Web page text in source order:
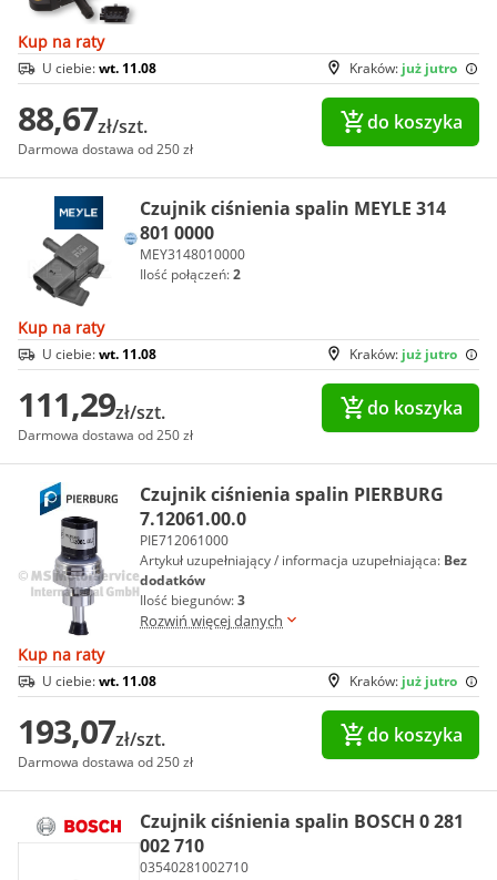
Kup na raty
Kraków: już jutro
U ciebie:wt. 11.08
88,67zł/szt.
Darmowa dostawa od 250 zł
do koszyka
Czujnik ciśnienia spalin MEYLE 314
801 0000
MEY3148010000
Ilość połączeń:2
Kup na raty
Kraków: już jutro
U ciebie:wt. 11.08
111,29zł/szt.
Darmowa dostawa od 250 zł
do koszyka
Czujnik ciśnienia spalin PIERBURG
7.12061.00.0
PIE712061000
Artykuł uzupełniający / informacja uzupełniająca: Bez
dodatków
Ilość biegunów:3
Rozwiń więcej danych
Kup na raty
Kraków: już jutro
U ciebie:wt. 11.08
193,07zł/szt.
Darmowa dostawa od 250 zł
do koszyka
Czujnik ciśnienia spalin BOSCH 0 281
002 710
03540281002710